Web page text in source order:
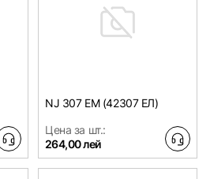
NJ 307 EM (42307 ЕЛ)
Цена за шт.:
264,00 лей